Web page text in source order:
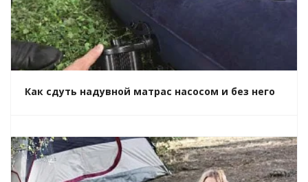
Как сдуть надувной матрас насосом и без него